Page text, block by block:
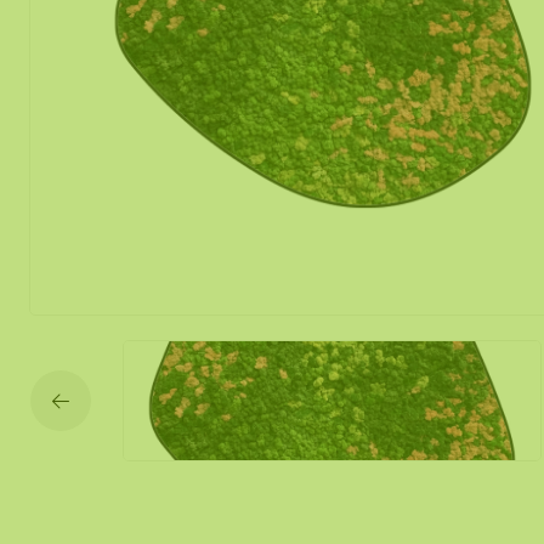
Mos spiegel
Mobiele
Moswand